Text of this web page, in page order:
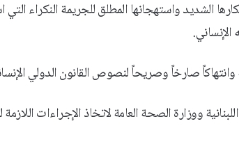
الشديد واستهجانها المطلق للجريمة النكراء
صارخاً وصريحاً لنصوص القانون الدولي
ووزارة الصحة العامة لاتخاذ الإجراءات